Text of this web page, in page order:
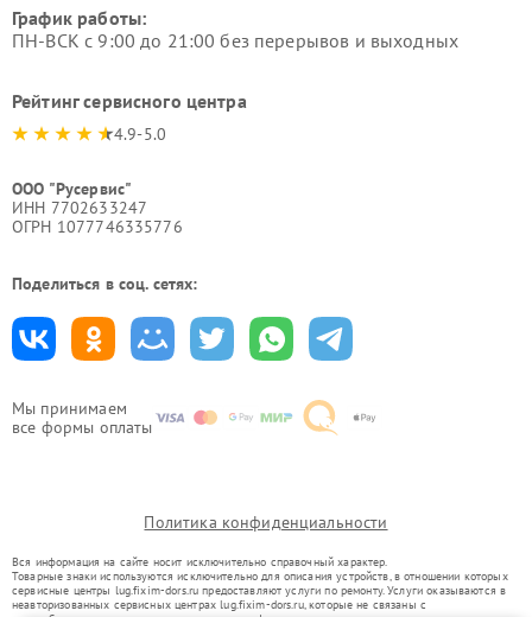
Мы принимаем
все формы оплаты
График работы:
ПН-ВСК с 9:00 до 21:00 без перерывов и выходных
Рейтинг сервисного центра
4.9-5.0
ООО "Русервис"
ИНН 7702633247
ОГРН 1077746335776
Поделиться в соц. сетях:
Политика конфиденциальности
Вся информация на сайте носит исключительно справочный характер.
Товарные знаки используются исключительно для описания устройств, в отношении которых
сервисные центры lug.fixim-dors.ru предоставляют услуги по ремонту. Услуги оказываются в
неавторизованных сервисных центрах lug.fixim-dors.ru, которые не связаны с